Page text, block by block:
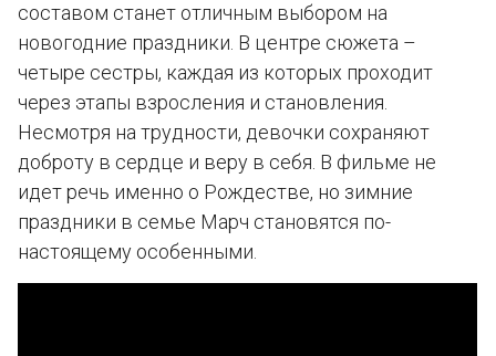
составом станет отличным выбором на
новогодние праздники. В центре сюжета –
четыре сестры, каждая из которых проходит
через этапы взросления и становления.
Несмотря на трудности, девочки сохраняют
доброту в сердце и веру в себя. В фильме не
идет речь именно о Рождестве, но зимние
праздники в семье Марч становятся по-
настоящему особенными.